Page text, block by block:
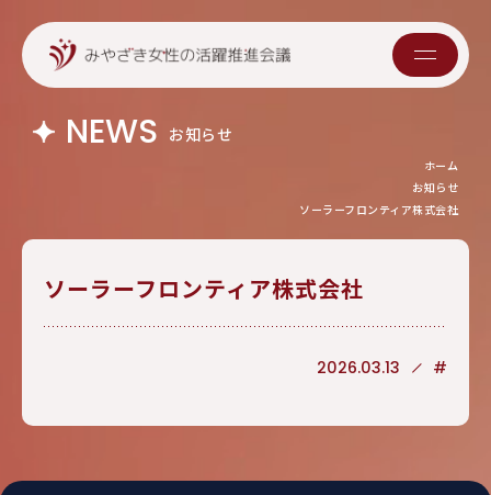
NEWS お知らせ
ホーム
お知らせ
ソーラーフロンティア株式会社
ソーラーフロンティア株式会社
2026.03.13 #